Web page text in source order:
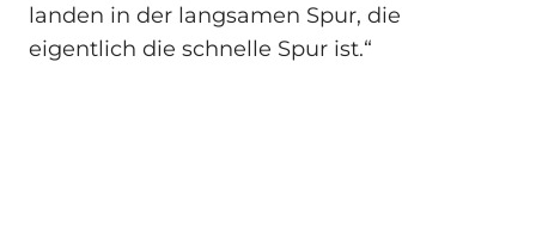
landen in der langsamen Spur, die
eigentlich die schnelle Spur ist.“